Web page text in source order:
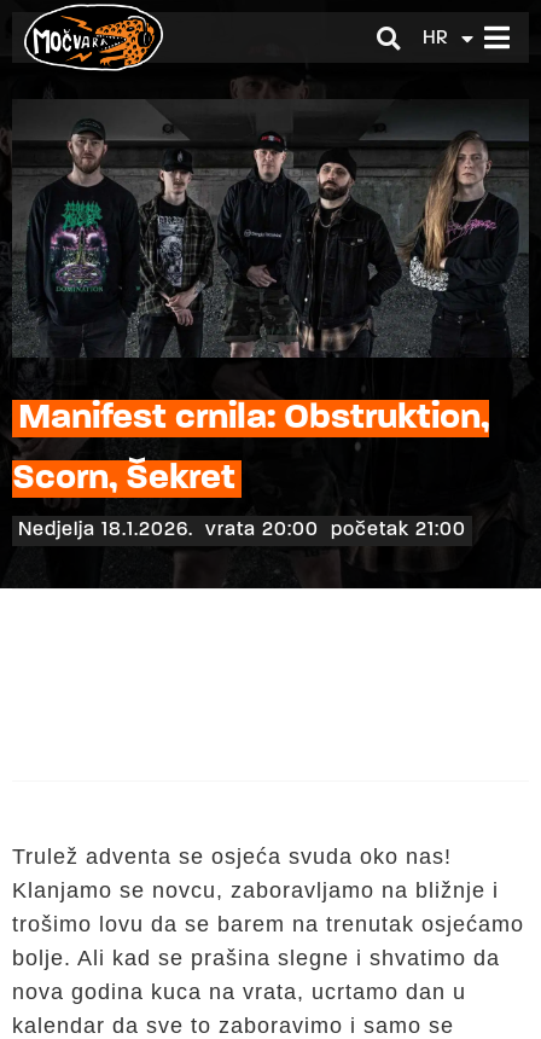
HR
EN
Manifest crnila: Obstruktion,
Scorn, Šekret
Nedjelja 18.1.2026. vrata 20:00 početak 21:00
Trulež adventa se osjeća svuda oko nas!
Klanjamo se novcu, zaboravljamo na bližnje i
trošimo lovu da se barem na trenutak osjećamo
bolje. Ali kad se prašina slegne i shvatimo da
nova godina kuca na vrata, ucrtamo dan u
kalendar da sve to zaboravimo i samo se